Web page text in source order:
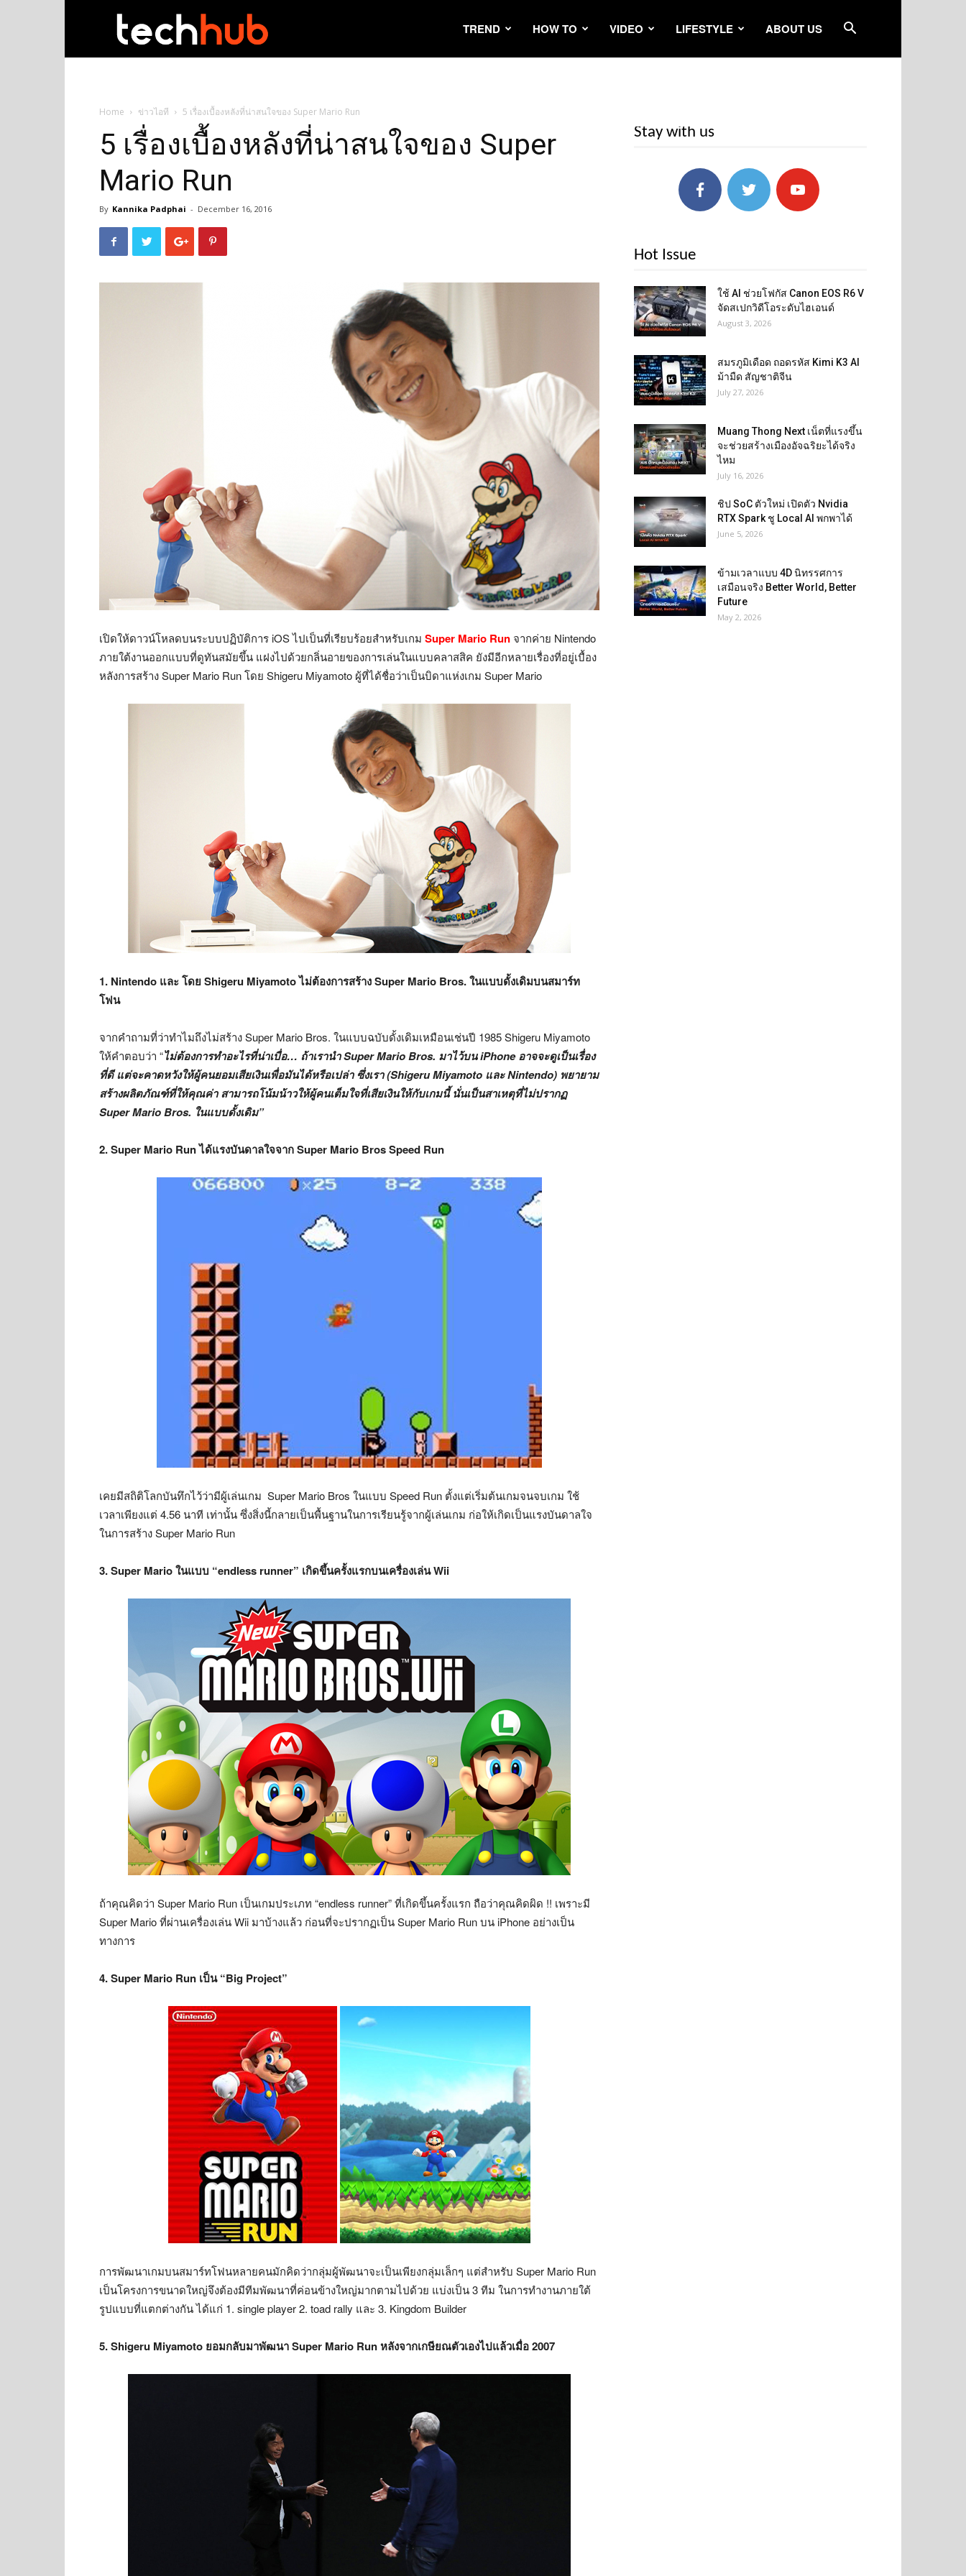
TREND HOW TO VIDEO LIFESTYLE ABOUT US
Home ข่าวไอที 5 เรื่องเบื้องหลังที่น่าสนใจของ Super Mario Run
5 เรื่องเบื้องหลังที่น่าสนใจของ Super
Mario Run
By Kannika Padphai - December 16, 2016
เปิดให้ดาวน์โหลดบนระบบปฏิบัติการ iOS ไปเป็นที่เรียบร้อยสำหรับเกม Super Mario Run จากค่าย Nintendo
ภายใต้งานออกแบบที่ดูทันสมัยขึ้น แฝงไปด้วยกลิ่นอายของการเล่นในแบบคลาสสิค ยังมีอีกหลายเรื่องที่อยู่เบื้อง
หลังการสร้าง Super Mario Run โดย Shigeru Miyamoto ผู้ที่ได้ชื่อว่าเป็นบิดาแห่งเกม Super Mario
1. Nintendo และ โดย Shigeru Miyamoto ไม่ต้องการสร้าง Super Mario Bros. ในแบบดั้งเดิมบนสมาร์ท
โฟน
จากคำถามที่ว่าทำไมถึงไม่สร้าง Super Mario Bros. ในแบบฉบับดั้งเดิมเหมือนเช่นปี 1985 Shigeru Miyamoto
ให้คำตอบว่า “ไม่ต้องการทำอะไรที่น่าเบื่อ… ถ้าเรานำ Super Mario Bros. มาไว้บน iPhone อาจจะดูเป็นเรื่อง
ที่ดี แต่จะคาดหวังให้ผู้คนยอมเสียเงินเพื่อมันได้หรือเปล่า ซึ่งเรา (Shigeru Miyamoto และ Nintendo) พยายาม
สร้างผลิตภัณฑ์ที่ให้คุณค่า สามารถโน้มน้าวให้ผู้คนเต็มใจที่เสียเงินให้กับเกมนี้ นั่นเป็นสาเหตุที่ไม่ปรากฏ
Super Mario Bros. ในแบบดั้งเดิม”
2. Super Mario Run ได้แรงบันดาลใจจาก Super Mario Bros Speed Run
เคยมีสถิติโลกบันทึกไว้ว่ามีผู้เล่นเกม Super Mario Bros ในแบบ Speed Run ตั้งแต่เริ่มต้นเกมจนจบเกม ใช้
เวลาเพียงแต่ 4.56 นาที เท่านั้น ซึ่งสิ่งนี้กลายเป็นพื้นฐานในการเรียนรู้จากผู้เล่นเกม ก่อให้เกิดเป็นแรงบันดาลใจ
ในการสร้าง Super Mario Run
3. Super Mario ในแบบ “endless runner” เกิดขึ้นครั้งแรกบนเครื่องเล่น Wii
ถ้าคุณคิดว่า Super Mario Run เป็นเกมประเภท “endless runner” ที่เกิดขึ้นครั้งแรก ถือว่าคุณคิดผิด !! เพราะมี
Super Mario ที่ผ่านเครื่องเล่น Wii มาบ้างแล้ว ก่อนที่จะปรากฏเป็น Super Mario Run บน iPhone อย่างเป็น
ทางการ
4. Super Mario Run เป็น “Big Project”
การพัฒนาเกมบนสมาร์ทโฟนหลายคนมักคิดว่ากลุ่มผู้พัฒนาจะเป็นเพียงกลุ่มเล็กๆ แต่สำหรับ Super Mario Run
เป็นโครงการขนาดใหญ่จึงต้องมีทีมพัฒนาที่ค่อนข้างใหญ่มากตามไปด้วย แบ่งเป็น 3 ทีม ในการทำงานภายใต้
รูปแบบที่แตกต่างกัน ได้แก่ 1. single player 2. toad rally และ 3. Kingdom Builder
5. Shigeru Miyamoto ยอมกลับมาพัฒนา Super Mario Run หลังจากเกษียณตัวเองไปแล้วเมื่อ 2007
Stay with us
Hot Issue
ใช้ AI ช่วยโฟกัส Canon EOS R6 V
จัดสเปกวิดีโอระดับไฮเอนด์
August 3, 2026
สมรภูมิเดือด ถอดรหัส Kimi K3 AI
ม้ามืด สัญชาติจีน
July 27, 2026
Muang Thong Next เน็ตที่แรงขึ้น
จะช่วยสร้างเมืองอัจฉริยะได้จริง
ไหม
July 16, 2026
ชิป SoC ตัวใหม่ เปิดตัว Nvidia
RTX Spark ชู Local AI พกพาได้
June 5, 2026
ข้ามเวลาแบบ 4D นิทรรศการ
เสมือนจริง Better World, Better
Future
May 2, 2026